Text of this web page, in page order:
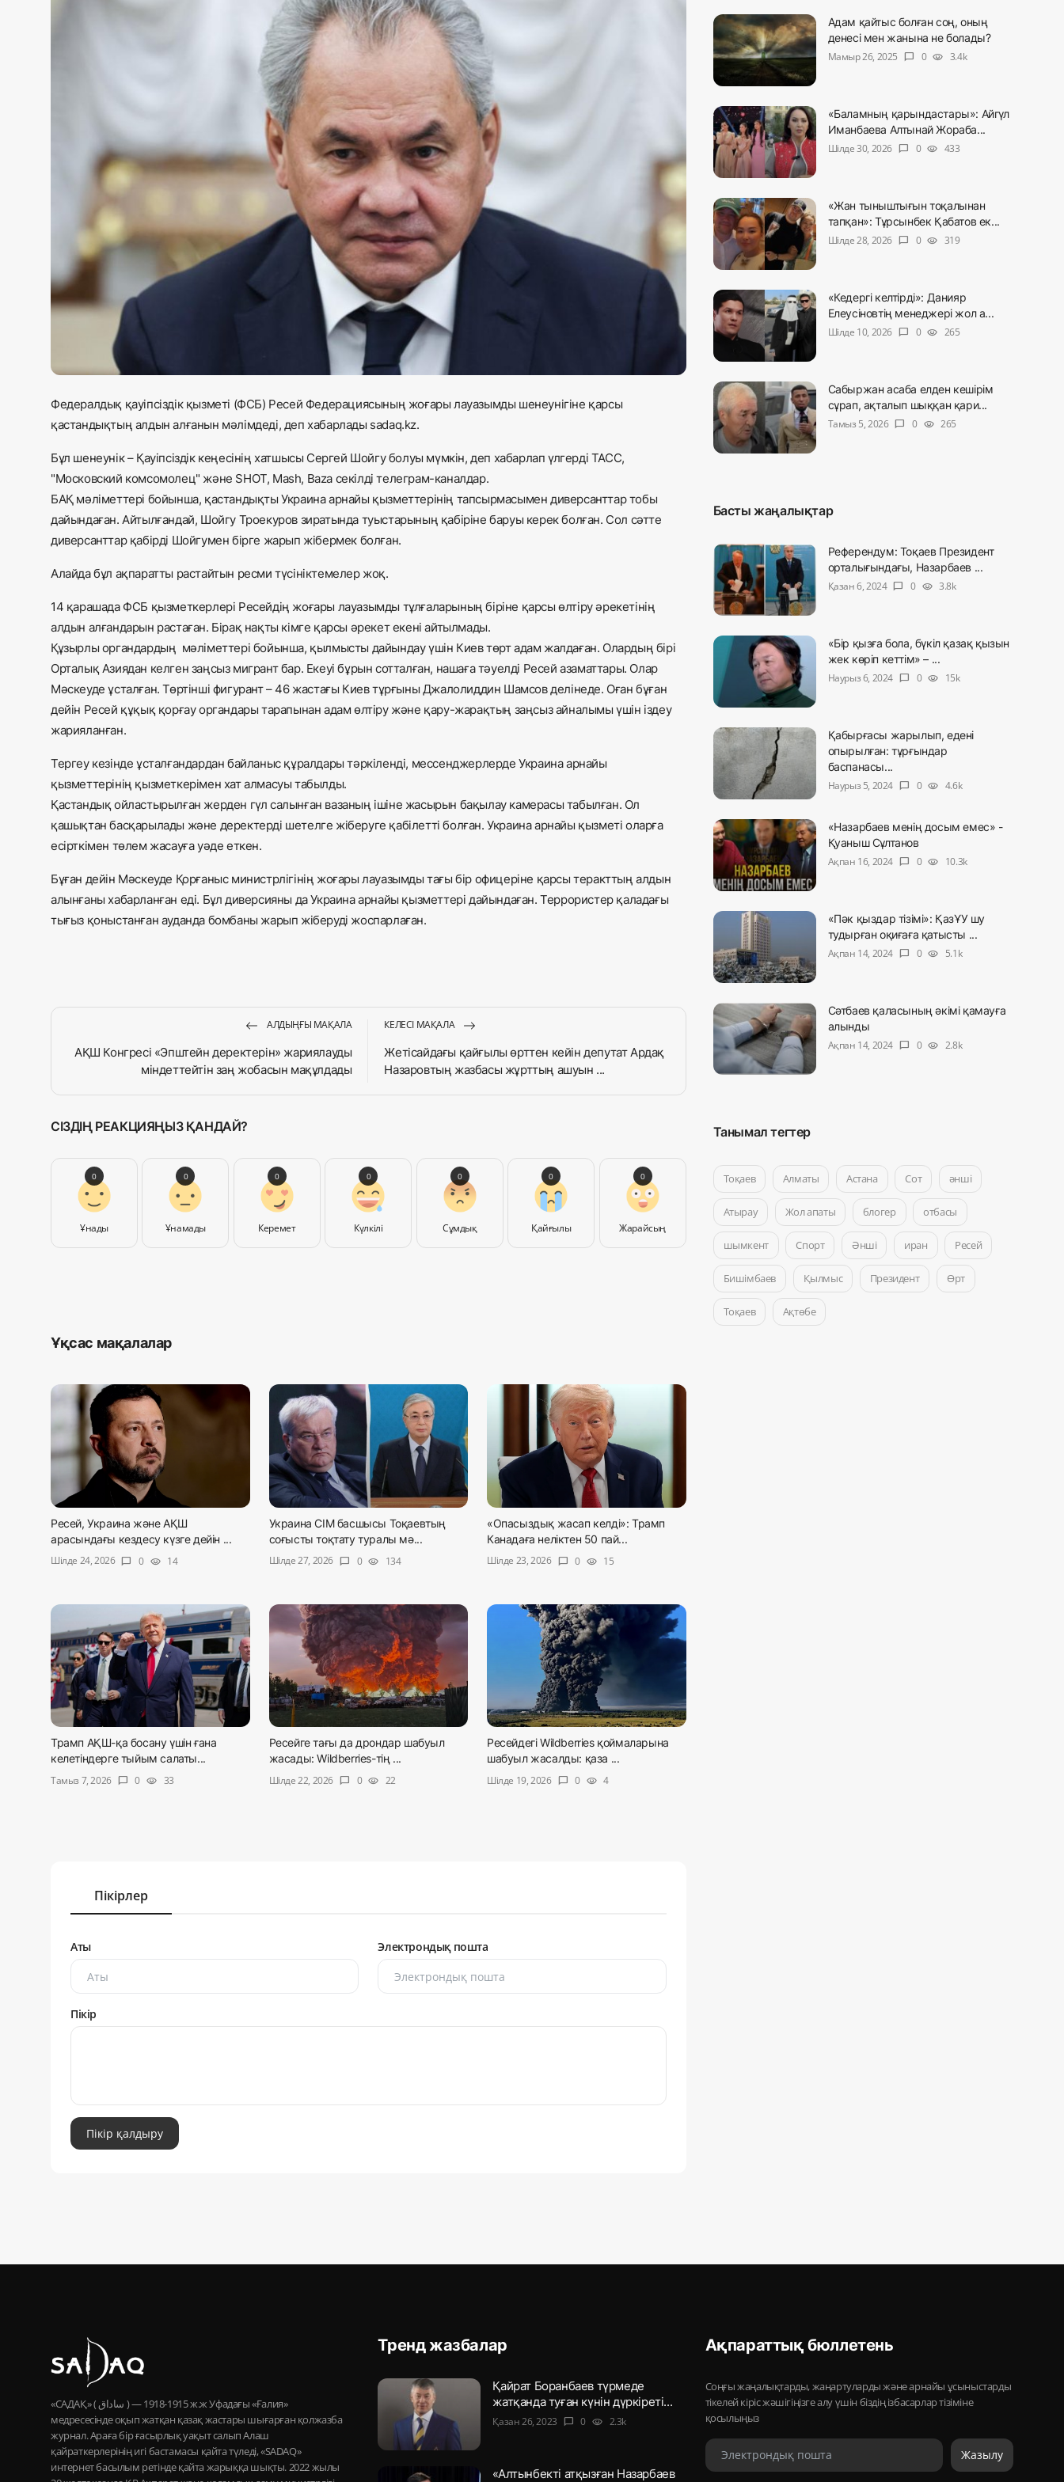
Журналистік зерттеу
Федералдық қауіпсіздік қызметі (ФСБ) Ресей Федерациясының жоғары лауазымды шенеунігіне қарсы
қастандықтың алдын алғанын мәлімдеді, деп хабарлады sadaq.kz.
Бұл шенеунік – Қауіпсіздік кеңесінің хатшысы Сергей Шойгу болуы мүмкін, деп хабарлап үлгерді ТАСС,
"Московский комсомолец" және SHOT, Mash, Baza секілді телеграм-каналдар.
БАҚ мәліметтері бойынша, қастандықты Украина арнайы қызметтерінің тапсырмасымен диверсанттар тобы
дайындаған. Айтылғандай, Шойгу Троекуров зиратында туыстарының қабіріне баруы керек болған. Сол сәтте
диверсанттар қабірді Шойгумен бірге жарып жібермек болған.
Алайда бұл ақпаратты растайтын ресми түсініктемелер жоқ.
14 қарашада ФСБ қызметкерлері Ресейдің жоғары лауазымды тұлғаларының біріне қарсы өлтіру әрекетінің
алдын алғандарын растаған. Бірақ нақты кімге қарсы әрекет екені айтылмады.
Құзырлы органдардың мәліметтері бойынша, қылмысты дайындау үшін Киев төрт адам жалдаған. Олардың бірі
Орталық Азиядан келген заңсыз мигрант бар. Екеуі бұрын сотталған, нашаға тәуелді Ресей азаматтары. Олар
Мәскеуде ұсталған. Төртінші фигурант – 46 жастағы Киев тұрғыны Джалолиддин Шамсов делінеде. Оған бұған
дейін Ресей құқық қорғау органдары тарапынан адам өлтіру және қару-жарақтың заңсыз айналымы үшін іздеу
жарияланған.
Тергеу кезінде ұсталғандардан байланыс құралдары тәркіленді, мессенджерлерде Украина арнайы
қызметтерінің қызметкерімен хат алмасуы табылды.
Қастандық ойластырылған жерден гүл салынған вазаның ішіне жасырын бақылау камерасы табылған. Ол
қашықтан басқарылады және деректерді шетелге жіберуге қабілетті болған. Украина арнайы қызметі оларға
есірткімен төлем жасауға уәде еткен.
Бұған дейін Мәскеуде Қорғаныс министрлігінің жоғары лауазымды тағы бір офицеріне қарсы теракттың алдын
алынғаны хабарланған еді. Бұл диверсияны да Украина арнайы қызметтері дайындаған. Террористер қаладағы
тығыз қоныстанған ауданда бомбаны жарып жіберуді жоспарлаған.
АЛДЫҢҒЫ МАҚАЛА
АҚШ Конгресі «Эпштейн деректерін» жариялауды
міндеттейтін заң жобасын мақұлдады
КЕЛЕСІ МАҚАЛА
Жетісайдағы қайғылы өрттен кейін депутат Ардақ
Назаровтың жазбасы жұрттың ашуын ...
СІЗДІҢ РЕАКЦИЯҢЫЗ ҚАНДАЙ?
Ұнады
0
Ұнамады
0
Керемет
0
Күлкілі
0
Сұмдық
0
Қайғылы
0
Жарайсың
0
Ұқсас мақалалар
Ресей, Украина және АҚШ
арасындағы кездесу күзге дейін ...
Шілде 24, 2026 chat_bubble 0 visibility 14
Украина СІМ басшысы Тоқаевтың
соғысты тоқтату туралы мә...
Шілде 27, 2026
chat_bubble 0 visibility 134
«Опасыздық жасап келді»: Трамп
Канадаға неліктен 50 пай...
Шілде 23, 2026
chat_bubble 0 visibility 15
Трамп АҚШ-қа босану үшін ғана
келетіндерге тыйым салаты...
Тамыз 7, 2026 chat_bubble 0 visibility 33
Ресейге тағы да дрондар шабуыл
жасады: Wildberries-тің ...
Шілде 22, 2026 chat_bubble 0 visibility 22
Ресейдегі Wildberries қоймаларына
шабуыл жасалды: қаза ...
Шілде 19, 2026 chat_bubble 0 visibility 4
Пікірлер
Аты Электрондық пошта
Пікір
Пікір қалдыру
Адам қайтыс болған соң, оның
денесі мен жанына не болады?
Мамыр 26, 2025
chat_bubble 0 visibility 3.4k
«Баламның қарындастары»: Айгүл
Иманбаева Алтынай Жораба...
Шілде 30, 2026
chat_bubble 0 visibility 433
«Жан тыныштығын тоқалынан
тапқан»: Тұрсынбек Қабатов ек...
Шілде 28, 2026
chat_bubble 0 visibility 319
«Кедергі келтірді»: Данияр
Елеусіновтің менеджері жол а...
Шілде 10, 2026
chat_bubble 0 visibility 265
Сабыржан асаба елден кешірім
сұрап, ақталып шыққан қари...
Тамыз 5, 2026 chat_bubble 0 visibility 265
Басты жаңалықтар
Референдум: Тоқаев Президент
орталығындағы, Назарбаев ...
Қазан 6, 2024 chat_bubble 0 visibility 3.8k
«Бір қызға бола, бүкіл қазақ қызын
жек көріп кеттім» – ...
Наурыз 6, 2024
chat_bubble 0 visibility 15k
Қабырғасы жарылып, едені
опырылған: тұрғындар
баспанасы...
Наурыз 5, 2024
chat_bubble 0 visibility 4.6k
«Назарбаев менің досым емес» -
Қуаныш Сұлтанов
Ақпан 16, 2024
chat_bubble 0 visibility 10.3k
«Пәк қыздар тізімі»: ҚазҰУ шу
тудырған оқиғаға қатысты ...
Ақпан 14, 2024
chat_bubble 0 visibility 5.1k
Сәтбаев қаласының әкімі қамауға
алынды
Ақпан 14, 2024
chat_bubble 0 visibility 2.8k
Танымал тегтер
Тоқаев Алматы Астана Сот әнші
Атырау Жол апаты блогер отбасы
шымкент Спорт Әнші иран Ресей
Бишімбаев Қылмыс Президент Өрт
Тоқаев Ақтөбе
«САДАҚ» ( ساداق ) — 1915-1918 ж.ж Уфадағы «Ғалия»
медресесінде оқып жатқан қазақ жастары шығарған қолжазба
журнал. Араға бір ғасырлық уақыт салып Алаш
қайраткерлерінің игі бастамасы қайта түледі, «SADAQ»
интернет басылым ретінде қайта жарыққа шықты. 2022 жылы
Тренд жазбалар
Қайрат Боранбаев түрмеде
жатқанда туған күнін дүркіреті...
Қазан 26, 2023 chat_bubble 0 visibility 2.3k
«Алтынбекті атқызған Назарбаев
Ақпараттық бюллетень
Соңғы жаңалықтарды, жаңартуларды және арнайы ұсыныстарды
тікелей кіріс жәшігіңізге алу үшін біздің ізбасарлар тізіміне
қосылыңыз
Жазылу